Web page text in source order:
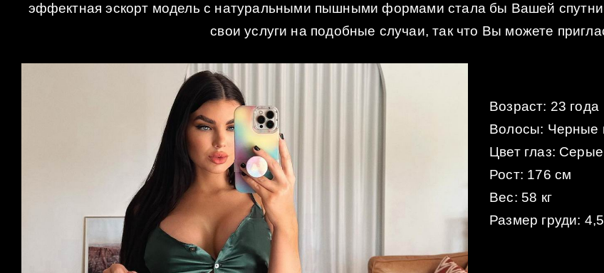
эффектная эскорт модель с натуральными пышными формами стала бы Вашей
свои услуги на подобные случаи, так что Вы можете
Возраст: 23 года
Волосы: Черные
Цвет глаз: Серые
Рост: 176 см
Вес: 58 кг
Размер груди: 4,5